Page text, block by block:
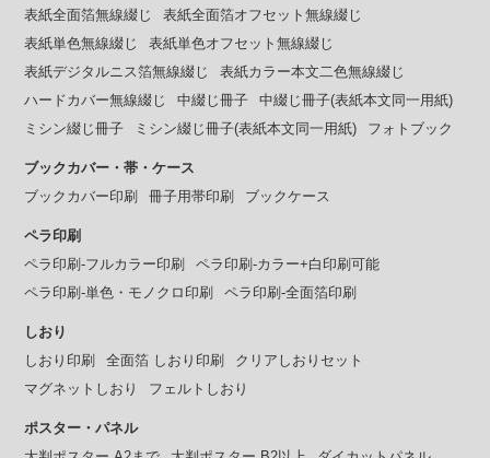
表紙全面箔無線綴じ
表紙全面箔オフセット無線綴じ
表紙単色無線綴じ
表紙単色オフセット無線綴じ
表紙デジタルニス箔無線綴じ
表紙カラー本文二色無線綴じ
ハードカバー無線綴じ
中綴じ冊子
中綴じ冊子(表紙本文同一用紙)
ミシン綴じ冊子
ミシン綴じ冊子(表紙本文同一用紙) フォトブック
ブックカバー・帯・ケース
ブックカバー印刷
冊子用帯印刷 ブックケース
ペラ印刷
ペラ印刷-フルカラー印刷
ペラ印刷-カラー+白印刷可能
ペラ印刷-単色・モノクロ印刷
ペラ印刷-全面箔印刷
しおり
しおり印刷
全面箔 しおり印刷
クリアしおりセット
マグネットしおり
フェルトしおり
ポスター・パネル